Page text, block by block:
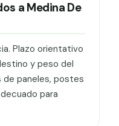
a Medina De
Plazo orientativo
y peso del
de paneles, postes
para